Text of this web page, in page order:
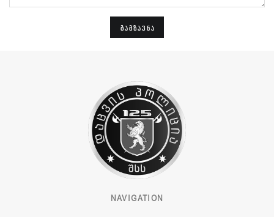
ᲒᲐᲒᲖᲐᲕᲜᲐ
NAVIGATION